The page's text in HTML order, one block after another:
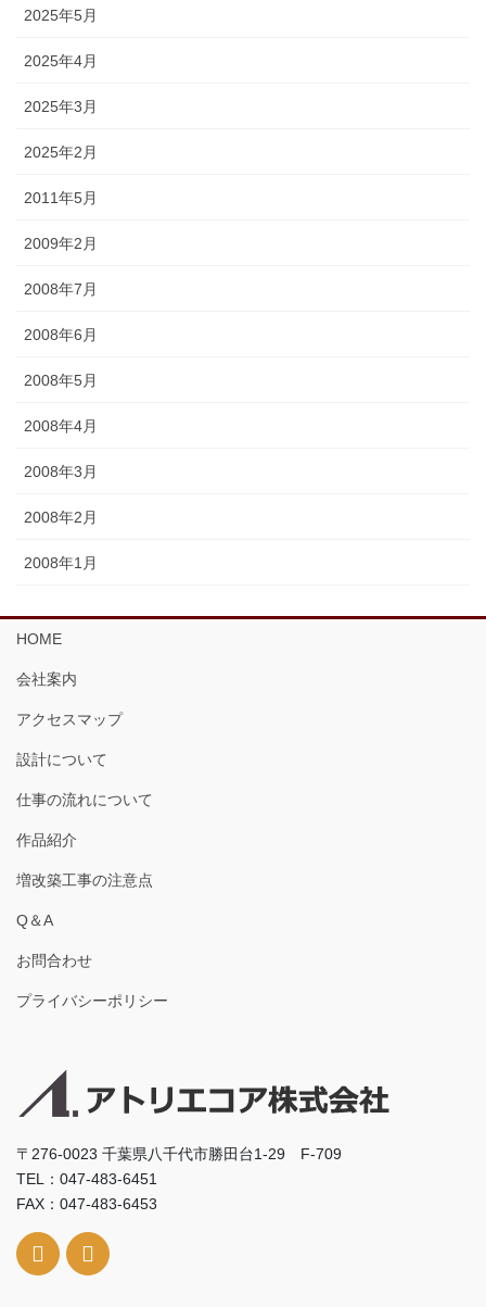
2025年5月
2025年4月
2025年3月
2025年2月
2011年5月
2009年2月
2008年7月
2008年6月
2008年5月
2008年4月
2008年3月
2008年2月
2008年1月
HOME
会社案内
アクセスマップ
設計について
仕事の流れについて
作品紹介
増改築工事の注意点
Q＆A
お問合わせ
プライバシーポリシー
〒276-0023 千葉県八千代市勝田台1-29 F-709
TEL：047-483-6451
FAX：047-483-6453